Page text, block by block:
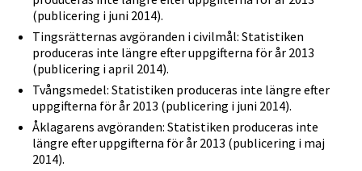
(publicering i juni 2014).
Tingsrätternas avgöranden i civilmål: Statistiken
produceras inte längre efter uppgifterna för år 2013
(publicering i april 2014).
Tvångsmedel: Statistiken produceras inte längre efter
uppgifterna för år 2013 (publicering i juni 2014).
Åklagarens avgöranden: Statistiken produceras inte
längre efter uppgifterna för år 2013 (publicering i maj
2014).